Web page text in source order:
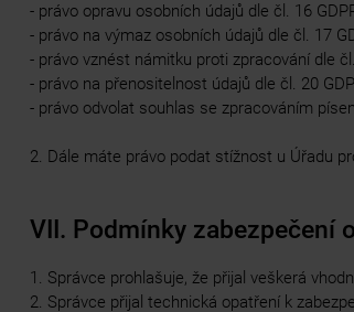
- právo opravu osobních údajů dle čl. 16
- právo na výmaz osobních údajů dle čl. 17
- právo vznést námitku proti zpracování dle
- právo na přenositelnost údajů dle čl. 20
- právo odvolat souhlas se zpracováním
2. Dále máte právo podat stížnost u Úřadu
VII. Podmínky zabezpečení
1. Správce prohlašuje, že přijal veškerá
2. Správce přijal technická opatření k